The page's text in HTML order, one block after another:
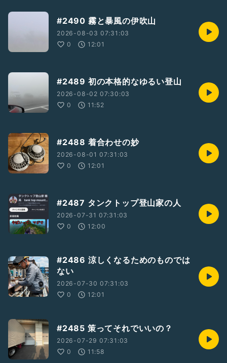
#2490 霧と暴風の伊吹山
2026-08-03 07:31:03
0
12:01
#2489 初の本格的なゆるい登山
2026-08-02 07:30:03
0
11:52
#2488 着合わせの妙
2026-08-01 07:31:03
0
12:01
#2487 タンクトップ登山家の人
2026-07-31 07:31:03
0
12:00
#2486 涼しくなるためのものでは
ない
2026-07-30 07:31:03
0
12:01
#2485 策ってそれでいいの？
2026-07-29 07:31:03
0
11:58